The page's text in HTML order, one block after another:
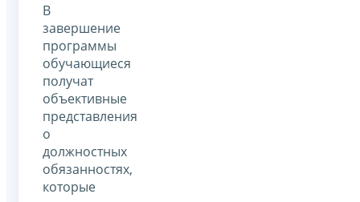
В
завершение
программы
обучающиеся
получат
объективные
представления
о
должностных
обязанностях,
которые